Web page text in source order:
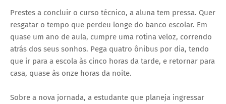
Prestes a concluir o curso técnico, a aluna tem pressa. Quer
resgatar o tempo que perdeu longe do banco escolar. Em
quase um ano de aula, cumpre uma rotina veloz, correndo
atrás dos seus sonhos. Pega quatro ônibus por dia, tendo
que ir para a escola às cinco horas da tarde, e retornar para
casa, quase às onze horas da noite.
Sobre a nova jornada, a estudante que planeja ingressar